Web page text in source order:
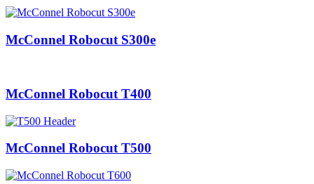
McConnel Robocut S300e
McConnel Robocut T400
McConnel Robocut T500